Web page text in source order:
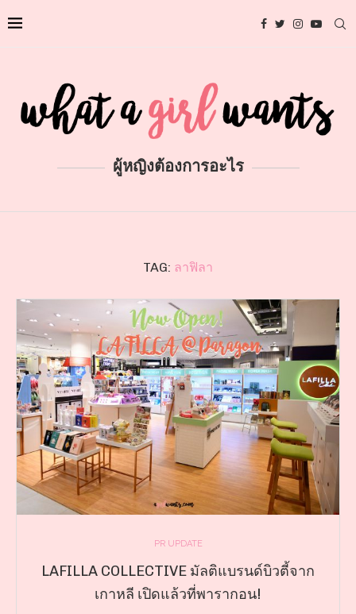
ผู้หญิงต้องการอะไร
TAG: ลาฟิลา
PR UPDATE
LAFILLA COLLECTIVE มัลติแบรนด์บิวตี้จาก
เกาหลี เปิดแล้วที่พารากอน!